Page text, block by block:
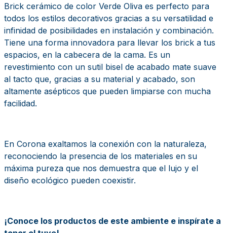
Brick cerámico de color Verde Oliva es perfecto para
todos los estilos decorativos gracias a su versatilidad e
infinidad de posibilidades en instalación y combinación.
Tiene una forma innovadora para llevar los brick a tus
espacios, en la cabecera de la cama. Es un
revestimiento con un sutil bisel de acabado mate suave
al tacto que, gracias a su material y acabado, son
altamente asépticos que pueden limpiarse con mucha
facilidad.
En Corona exaltamos la conexión con la naturaleza,
reconociendo la presencia de los materiales en su
máxima pureza que nos demuestra que el lujo y el
diseño ecológico pueden coexistir.
¡Conoce los productos de este ambiente e inspírate a